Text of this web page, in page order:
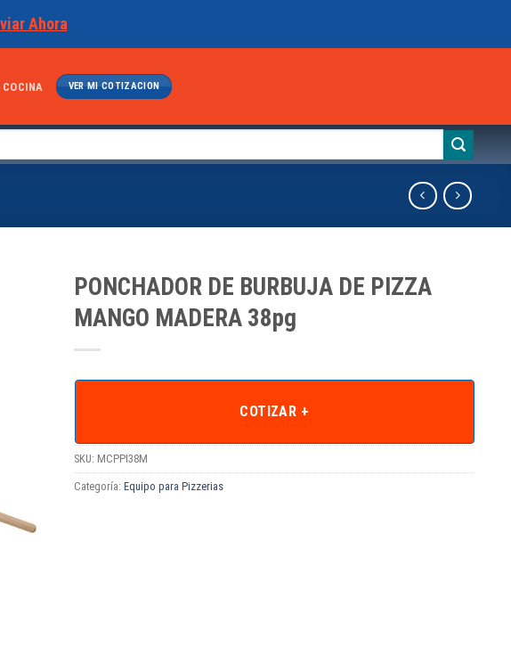
Ahora
COCINA VER MI COTIZACION
PONCHADOR DE BURBUJA DE PIZZA
MANGO MADERA 38pg
COTIZAR +
SKU: MCPPI38M
Categoría: Equipo para Pizzerias